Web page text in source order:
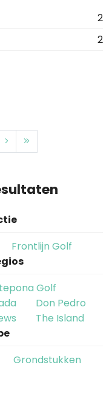
2
2
Frontlijn Golf
Golf
Don Pedro
The Island
Grondstukken